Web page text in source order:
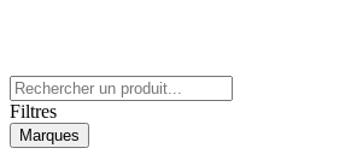
Filtres
Marques